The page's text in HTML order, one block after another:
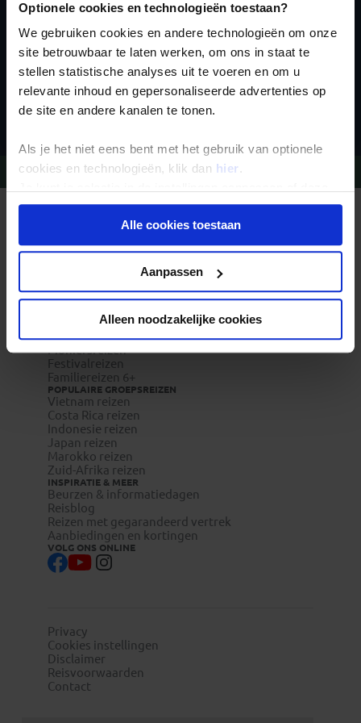
Optionele cookies en technologieën toestaan?
We gebruiken cookies en andere technologieën om onze
site betrouwbaar te laten werken, om ons in staat te
stellen statistische analyses uit te voeren en om u
relevante inhoud en gepersonaliseerde advertenties op
de site en andere kanalen te tonen.
Als je het niet eens bent met het gebruik van optionele
cookies en technologieën, klik dan hier .
onder aan de pagina op elk gewenst moment voor de
toekomst wijzigen.Alle cookies toestaan
Aanpassen
Alleen noodzakelijke cookies
Inschrijven
Vragen?Bel 09-234 13 11
Waarom Koning Aap?
Bestemmingen
Duurzaam toerisme
Reisdocumenten aanvragen
Reisverzekeringen
Groepsreizen
Pioniersreizen
Festivalreizen
Familiereizen 6+
POPULAIRE GROEPSREIZEN
Vietnam reizen
Costa Rica reizen
Indonesie reizen
Japan reizen
Marokko reizen
Zuid-Afrika reizen
INSPIRATIE & MEER
Beurzen & informatiedagen
Reisblog
Reizen met gegarandeerd vertrek
Aanbiedingen en kortingen
VOLG ONS ONLINE
Privacy
Cookies instellingen
Disclaimer
Reisvoorwaarden
Contact